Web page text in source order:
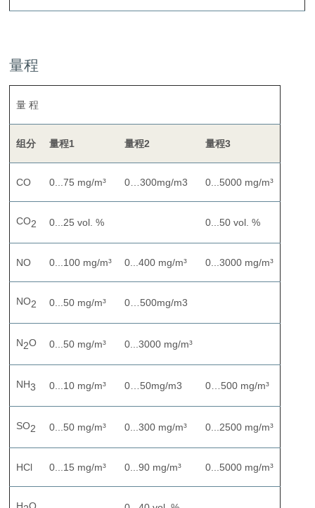
量程
量 程
组分 量程1 量程2 量程3
CO 0...75 mg/m³ 0…300mg/m3 0...5000 mg/m³
CO2 0...25 vol. % 0...50 vol. %
NO 0...100 mg/m³ 0...400 mg/m³ 0...3000 mg/m³
NO2 0...50 mg/m³ 0…500mg/m3
N2O 0...50 mg/m³ 0...3000 mg/m³
NH3 0...10 mg/m³ 0…50mg/m3 0…500 mg/m³
SO2 0...50 mg/m³ 0...300 mg/m³ 0...2500 mg/m³
HCl 0...15 mg/m³ 0...90 mg/m³ 0...5000 mg/m³